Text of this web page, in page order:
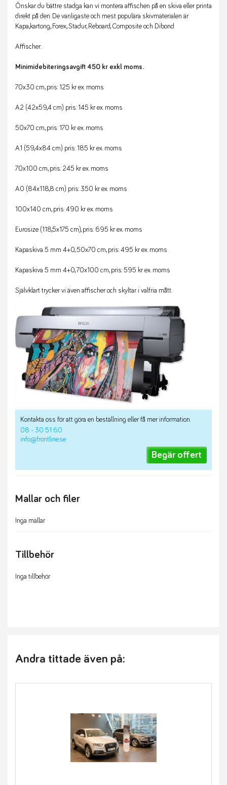
Önskar du bättre stadga kan vi montera affischen på en skiva eller printa
direkt på den. De vanligaste och mest populära skivmaterialen är
Kapa,kartong, Forex, Stadur, Reboard, Composite och Dibond.
Affischer:
Minimidebiteringsavgift 450 kr exkl moms.
70x30 cm, pris: 125 kr ex. moms
A2 (42x59,4 cm) pris: 145 kr ex. moms
50x70 cm, pris: 170 kr ex. moms
A1 (59,4x84 cm) pris: 185 kr ex. moms
70x100 cm, pris: 245 kr ex. moms
A0 (84x118,8 cm) pris: 350 kr ex. moms
100x140 cm, pris: 490 kr ex. moms
Eurosize (118,5x175 cm), pris: 695 kr ex. moms
Kapaskiva 5 mm 4+0, 50x70 cm, pris: 495 kr ex. moms
Kapaskiva 5 mm 4+0, 70x100 cm, pris: 595 kr ex. moms
Självklart trycker vi även affischer och skyltar i valfria mått.
Kontakta oss för att göra en beställning eller få mer information.
08 - 30 51 60
info@frontline.se
Begär offert
Mallar och filer
Inga mallar
Tillbehör
Inga tillbehör
Andra tittade även på: